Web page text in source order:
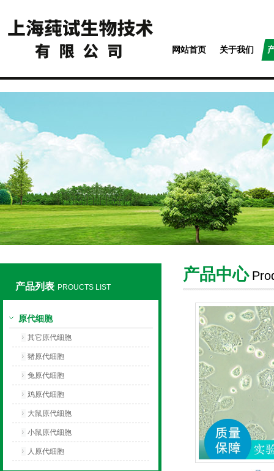
网站首页 关于我们
产品列表 PROUCTS LIST
原代细胞
其它原代细胞
猪原代细胞
兔原代细胞
鸡原代细胞
大鼠原代细胞
小鼠原代细胞
人原代细胞
产品中心